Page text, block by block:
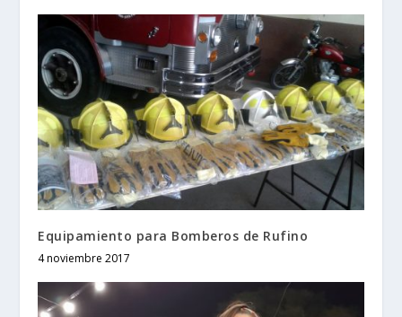
Equipamiento para Bomberos de Rufino
4 noviembre 2017